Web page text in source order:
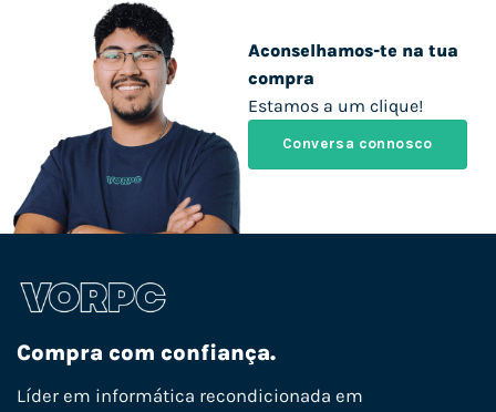
Aconselhamos-te na tua
compra
Estamos a um clique!
Conversa connosco
Compra com confiança.
Líder em informática recondicionada em